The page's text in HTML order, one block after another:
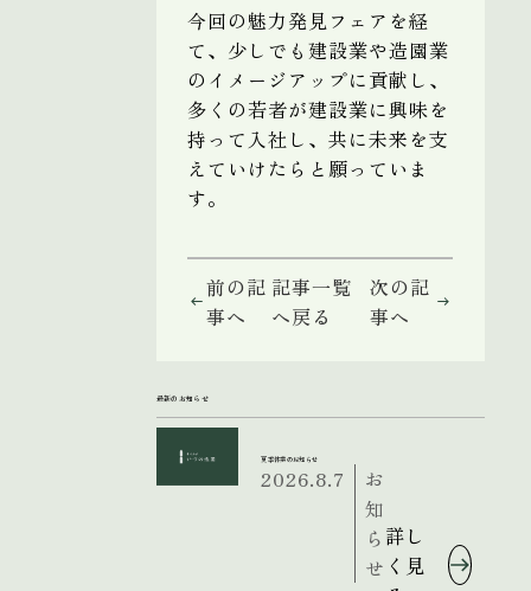
今回の魅力発見フェアを経
て、少しでも建設業や造園業
のイメージアップに貢献し、
多くの若者が建設業に興味を
持って入社し、共に未来を支
えていけたらと願っていま
す。
前の記
事へ
記事一覧
へ戻る
次の記
事へ
最新のお知らせ
夏季休業のお知らせ
2026.8.7
お
知
ら
せ
詳し
く見